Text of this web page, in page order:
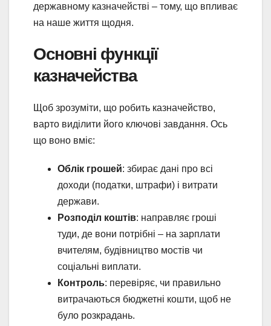
державному казначействі – тому, що впливає
на наше життя щодня.
Основні функції
казначейства
Щоб зрозуміти, що робить казначейство,
варто виділити його ключові завдання. Ось
що воно вміє:
Облік грошей: збирає дані про всі
доходи (податки, штрафи) і витрати
держави.
Розподіл коштів: направляє гроші
туди, де вони потрібні – на зарплати
вчителям, будівництво мостів чи
соціальні виплати.
Контроль: перевіряє, чи правильно
витрачаються бюджетні кошти, щоб не
було розкрадань.